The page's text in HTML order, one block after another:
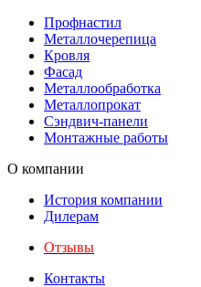
Профнастил
Металлочерепица
Кровля
Фасад
Металлообработка
Металлопрокат
Сэндвич-панели
Монтажные работы
О компании
История компании
Дилерам
Отзывы
Контакты